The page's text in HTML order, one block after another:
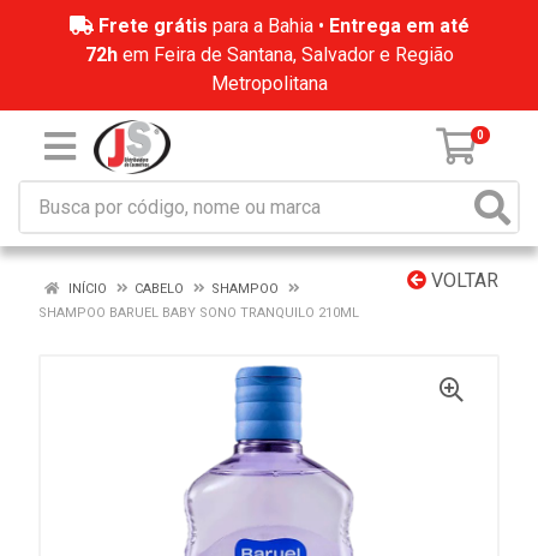
Frete grátis para a Bahia • Entrega em até
72hem Feira de Santana, Salvador e Região
Metropolitana
0
VOLTAR
INÍCIO CABELO
SHAMPOO
SHAMPOO BARUEL BABY SONO TRANQUILO 210ML